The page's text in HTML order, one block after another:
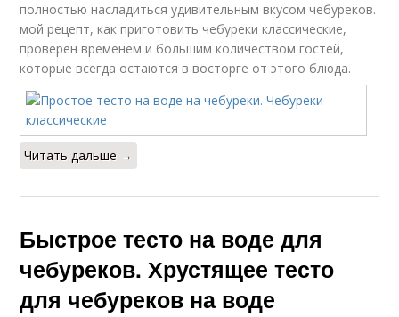
полностью насладиться удивительным вкусом чебуреков.
мой рецепт, как приготовить чебуреки классические,
проверен временем и большим количеством гостей,
которые всегда остаются в восторге от этого блюда.
Читать дальше →
Быстрое тесто на воде для
чебуреков. Хрустящее тесто
для чебуреков на воде